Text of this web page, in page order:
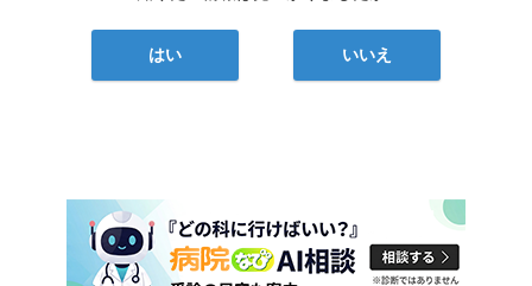
はい いいえ